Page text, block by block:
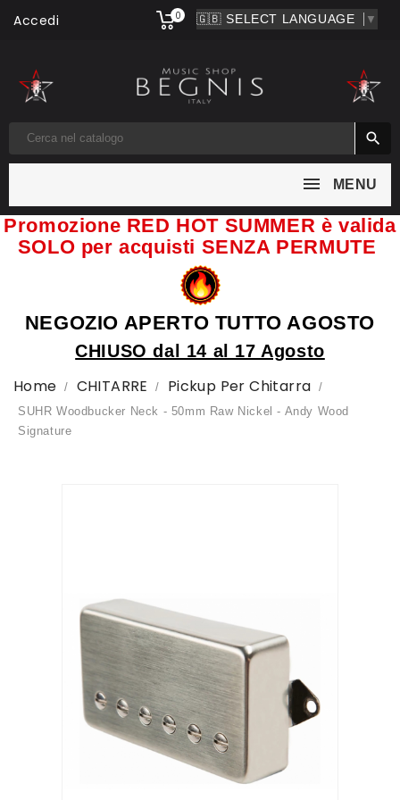
▼
Accedi 0

MENU
Promozione RED HOT SUMMER è valida
SOLO per acquisti SENZA PERMUTE
NEGOZIO APERTO TUTTO AGOSTO
CHIUSO dal 14 al 17 Agosto
Home CHITARRE Pickup Per Chitarra
SUHR Woodbucker Neck - 50mm Raw Nickel - Andy Wood
Signature